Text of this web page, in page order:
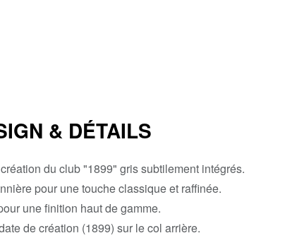
& DÉTAILS
du club "1899" gris subtilement intégrés.
pour une touche classique et raffinée.
une finition haut de gamme.
de création (1899) sur le col arrière.